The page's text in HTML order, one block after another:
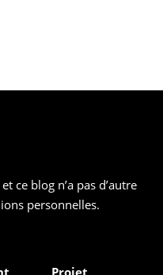
ce blog n’a pas d’autre
personnelles.
Projet